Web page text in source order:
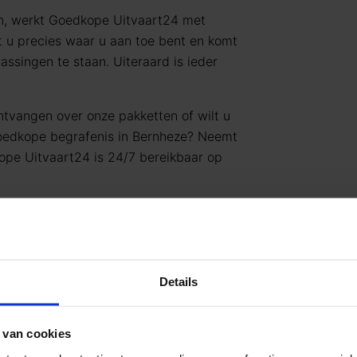
Details
cookies
werkt Goedkope Uitvaart24 met
u precies waar u aan toe bent en komt
te staan. Uiteraard is ieder
over onze pakketten of wilt u
begrafenis in Bernheze? Neemt
Uitvaart24 is 24/7 bereikbaar op
het regelen van een
kiezen?
waardig en persoonlijk afscheid